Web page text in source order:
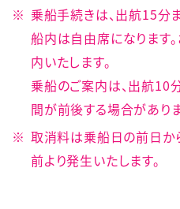
乗船手続きは、出航15分
船内は自由席になります
内いたします。
乗船のご案内は、出航10
間が前後する場合がありま
取消料は乗船日の前日か
前より発生いたします。